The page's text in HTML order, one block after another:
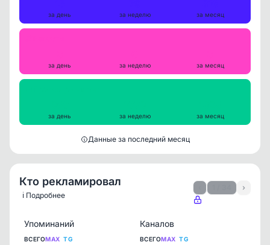
за день за неделю за месяц
за день за неделю за месяц
за день за неделю за месяц
Данные за последний месяц
Кто рекламировал
ℹ️ Подробнее
›
Упоминаний
ВСЕГОMAX TG
Каналов
ВСЕГОMAX TG